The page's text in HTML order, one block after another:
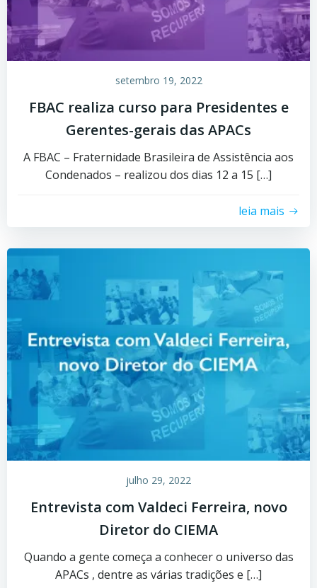
setembro 19, 2022
FBAC realiza curso para Presidentes e
Gerentes-gerais das APACs
A FBAC – Fraternidade Brasileira de Assistência aos
Condenados – realizou dos dias 12 a 15 […]
leia mais
julho 29, 2022
Entrevista com Valdeci Ferreira, novo
Diretor do CIEMA
Quando a gente começa a conhecer o universo das
APACs , dentre as várias tradições e […]